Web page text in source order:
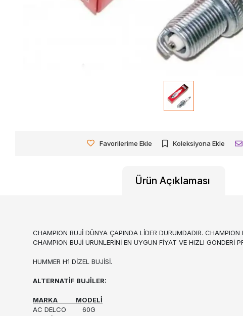
Favorilerime Ekle Koleksiyona Ekle
Ürün Açıklaması
CHAMPION BUJİ DÜNYA ÇAPINDA LİDER DURUMDADIR.
CHAMPION BUJİ ÜRÜNLERİNİ EN UYGUN FİYAT VE HIZLI GÖNDERİ
HUMMER H1 DİZEL BUJİSİ.
ALTERNATİF BUJİLER:
MARKA MODELİ
AC DELCO 60G